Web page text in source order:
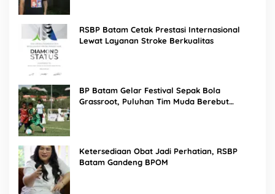
RSBP Batam Cetak Prestasi Internasional
Lewat Layanan Stroke Berkualitas
BP Batam Gelar Festival Sepak Bola
Grassroot, Puluhan Tim Muda Berebut
Ketersediaan Obat Jadi Perhatian, RSBP
Batam Gandeng BPOM